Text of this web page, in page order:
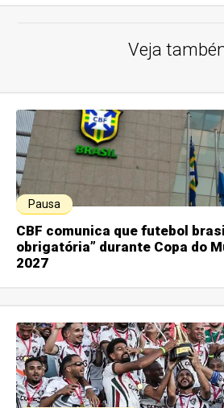
Veja
Pausa
CBF comunica que futebol
obrigatória” durante Copa do
2027